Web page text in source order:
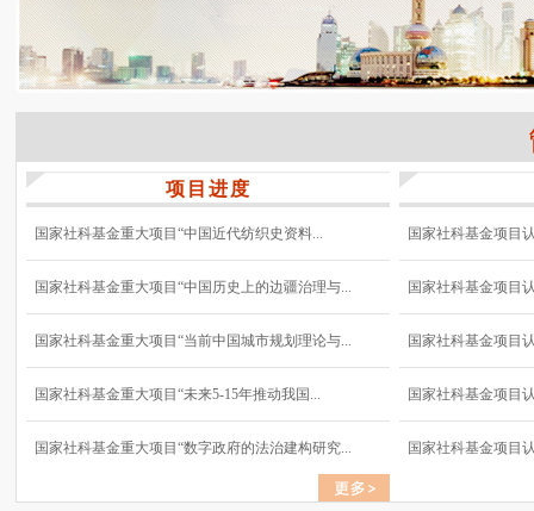
项目进度
国家社科基金重大项目“中国近代纺织史资料...
国家社科基金重大项目“中国历史上的边疆治理与...
国家社科基金重大项目“当前中国城市规划理论与...
国家社科基金重大项目“未来5-15年推动我国...
国家社科基金重大项目“数字政府的法治建构研究...
国家社科基金项目
国家社科基金项目
国家社科基金项目
国家社科基金项目
国家社科基金项目